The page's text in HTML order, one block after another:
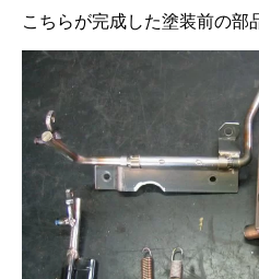
こちらが完成した塗装前の部